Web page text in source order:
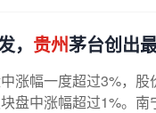
， 贵州茅台创出
涨幅一度超过3%，
盘中涨幅超过1%。